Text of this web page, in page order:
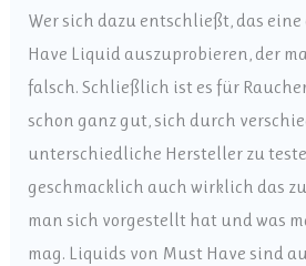
Wer sich dazu entschließt, das
Have Liquid auszuprobieren, der
falsch. Schließlich ist es für
schon ganz gut, sich durch
unterschiedliche Hersteller zu
geschmacklich auch wirklich das
man sich vorgestellt hat und was
mag. Liquids von Must Have sind